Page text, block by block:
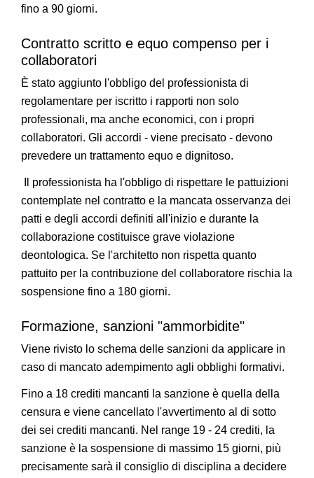
fino a 90 giorni.
Contratto scritto e equo compenso per i
collaboratori
È stato aggiunto l'obbligo del professionista di
regolamentare per iscritto i rapporti non solo
professionali, ma anche economici, con i propri
collaboratori. Gli accordi - viene precisato - devono
prevedere un trattamento equo e dignitoso.
Il professionista ha l'obbligo di rispettare le pattuizioni
contemplate nel contratto e la mancata osservanza dei
patti e degli accordi definiti all'inizio e durante la
collaborazione costituisce grave violazione
deontologica. Se l'architetto non rispetta quanto
pattuito per la contribuzione del collaboratore rischia la
sospensione fino a 180 giorni.
Formazione, sanzioni "ammorbidite"
Viene rivisto lo schema delle sanzioni da applicare in
caso di mancato adempimento agli obblighi formativi.
Fino a 18 crediti mancanti la sanzione è quella della
censura e viene cancellato l'avvertimento al di sotto
dei sei crediti mancanti. Nel range 19 - 24 crediti, la
sanzione è la sospensione di massimo 15 giorni, più
precisamente sarà il consiglio di disciplina a decidere